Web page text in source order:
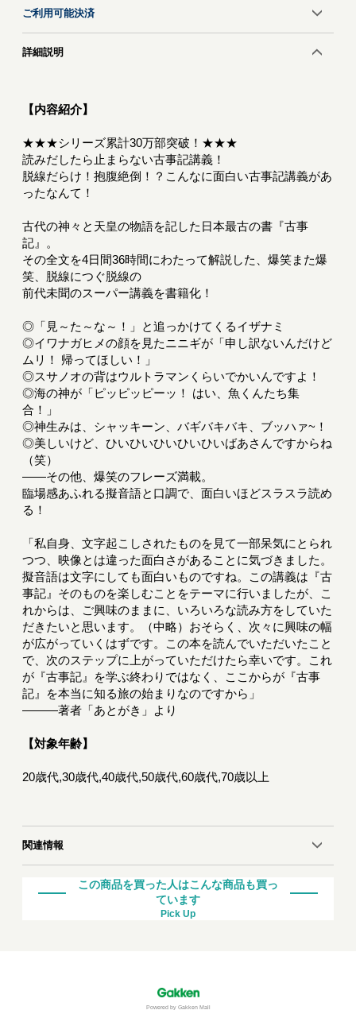
ご利用可能決済
詳細説明
【内容紹介】
★★★シリーズ累計30万部突破！★★★
読みだしたら止まらない古事記講義！
脱線だらけ！抱腹絶倒！？こんなに面白い古事記講義があ
ったなんて！
古代の神々と天皇の物語を記した日本最古の書『古事
記』。
その全文を4日間36時間にわたって解説した、爆笑また爆
笑、脱線につぐ脱線の
前代未聞のスーパー講義を書籍化！
◎「見～た～な～！」と追っかけてくるイザナミ
◎イワナガヒメの顔を見たニニギが「申し訳ないんだけど
ムリ！ 帰ってほしい！」
◎スサノオの背はウルトラマンくらいでかいんですよ！
◎海の神が「ピッピッピーッ！ はい、魚くんたち集
合！」
◎神生みは、シャッキーン、バギバキバキ、ブッハァ~！
◎美しいけど、ひいひいひいひいひいばあさんですからね
（笑）
――その他、爆笑のフレーズ満載。
臨場感あふれる擬音語と口調で、面白いほどスラスラ読め
る！
「私自身、文字起こしされたものを見て一部呆気にとられ
つつ、映像とは違った面白さがあることに気づきました。
擬音語は文字にしても面白いものですね。この講義は『古
事記』そのものを楽しむことをテーマに行いましたが、こ
れからは、ご興味のままに、いろいろな読み方をしていた
だきたいと思います。（中略）おそらく、次々に興味の幅
が広がっていくはずです。この本を読んでいただいたこと
で、次のステップに上がっていただけたら幸いです。これ
が『古事記』を学ぶ終わりではなく、ここからが『古事
記』を本当に知る旅の始まりなのですから」
―――著者「あとがき」より
【対象年齢】
20歳代,30歳代,40歳代,50歳代,60歳代,70歳以上
関連情報
この商品を買った人はこんな商品も買っ
ています
Pick Up
Powered by Gakken Mall